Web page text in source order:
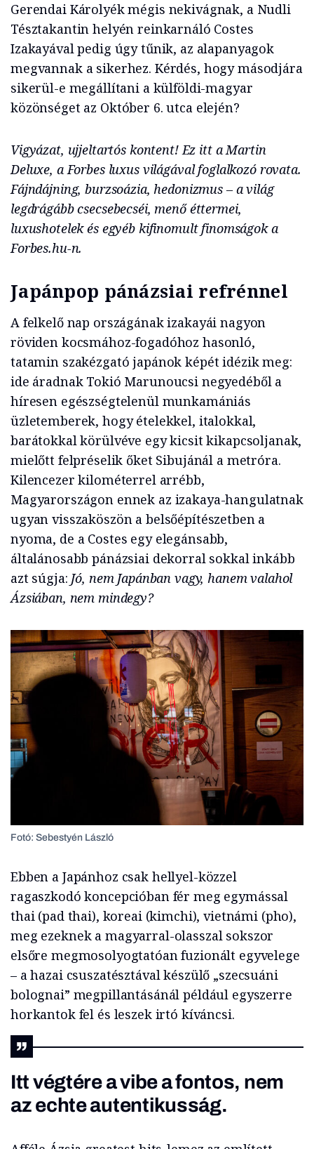
Gerendai Károlyék mégis nekivágnak, a Nudli
Tésztakantin helyén reinkarnáló Costes
Izakayával pedig úgy tűnik, az alapanyagok
megvannak a sikerhez. Kérdés, hogy másodjára
sikerül-e megállítani a külföldi-magyar
közönséget az Október 6. utca elején?
Vigyázat, ujjeltartós kontent! Ez itt a Martin
Deluxe, a Forbes luxus világával foglalkozó rovata.
Fájndájning, burzsoázia, hedonizmus – a világ
legdrágább csecsebecséi, menő éttermei,
luxushotelek és egyéb kifinomult finomságok a
Forbes.hu-n.
Japánpop pánázsiai refrénnel
A felkelő nap országának izakayái nagyon
röviden kocsmához-fogadóhoz hasonló,
tatamin szakézgató japánok képét idézik meg:
ide áradnak Tokió Marunoucsi negyedéből a
híresen egészségtelenül munkamániás
üzletemberek, hogy ételekkel, italokkal,
barátokkal körülvéve egy kicsit kikapcsoljanak,
mielőtt felpréselik őket Sibujánál a metróra.
Kilencezer kilométerrel arrébb,
Magyarországon ennek az izakaya-hangulatnak
ugyan visszaköszön a belsőépítészetben a
nyoma, de a Costes egy elegánsabb,
általánosabb pánázsiai dekorral sokkal inkább
azt súgja: Jó, nem Japánban vagy, hanem valahol
Ázsiában, nem mindegy?
Fotó: Sebestyén László
Ebben a Japánhoz csak hellyel-közzel
ragaszkodó koncepcióban fér meg egymással
thai (pad thai), koreai (kimchi), vietnámi (pho),
meg ezeknek a magyarral-olasszal sokszor
elsőre megmosolyogtatóan fuzionált egyvelege
– a hazai csuszatésztával készülő „szecsuáni
bolognai” megpillantásánál például egyszerre
horkantok fel és leszek irtó kíváncsi.
Itt végtére a vibe a fontos, nem
az echte autentikusság.